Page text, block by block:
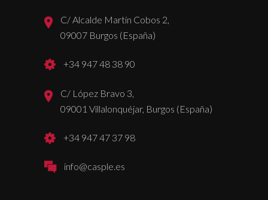
C/ Alcalde Martín Cobos 2,
09007 Burgos (España)
+34 947 48 38 90
C/ López Bravo 3,
09001 Villalonquéjar, Burgos (España)
+34 947 47 37 98
info@casple.es